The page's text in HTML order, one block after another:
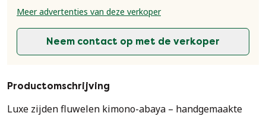
Meer advertenties van deze verkoper
Neem contact op met de verkoper
Productomschrijving
Luxe zijden fluwelen kimono-abaya – handgemaakte